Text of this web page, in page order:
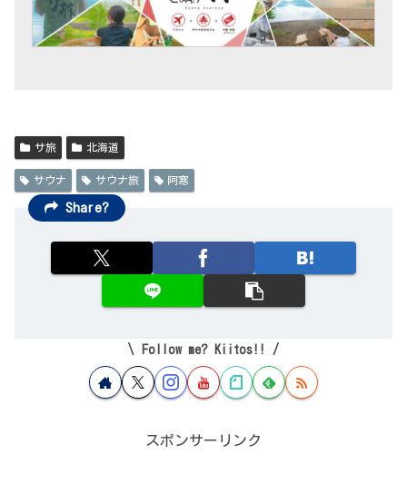
サ旅 北海道
サウナ サウナ旅 阿寒
Share?
Follow me? Kiitos!!
スポンサーリンク